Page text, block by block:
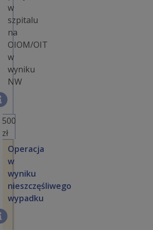
w
szpitalu
na
OIOM/OIT
w
wyniku
NW
500
zł
Operacja
w
wyniku
nieszczęśliwego
wypadku